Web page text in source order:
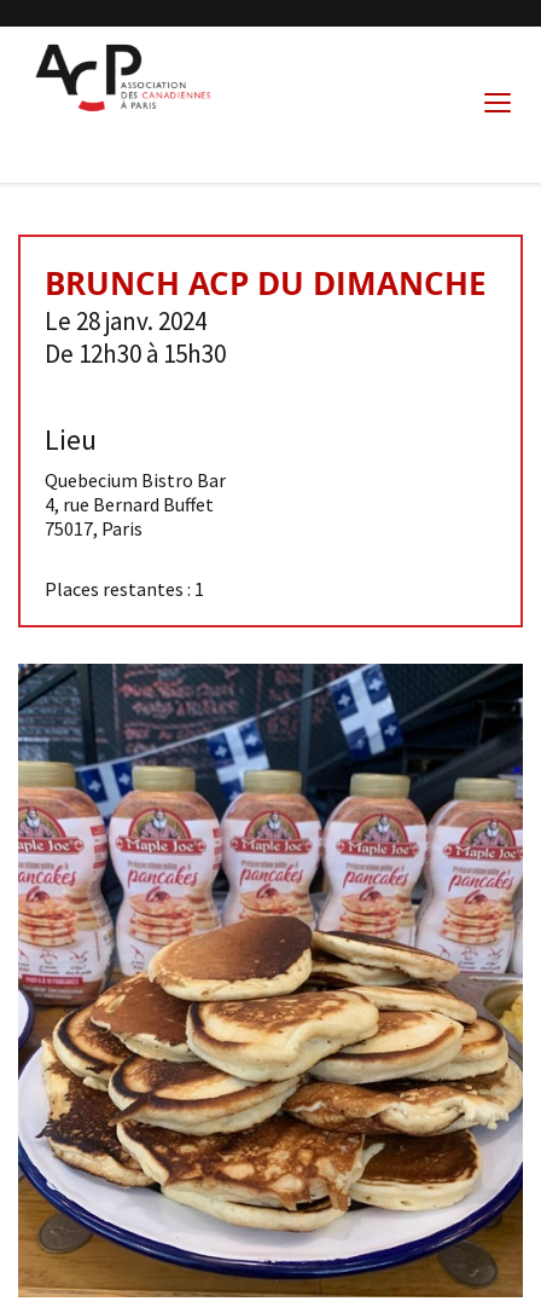
BRUNCH ACP DU DIMANCHE
Le 28 janv. 2024
De 12h30 à 15h30
Lieu
Quebecium Bistro Bar
4, rue Bernard Buffet
75017, Paris
Places restantes : 1